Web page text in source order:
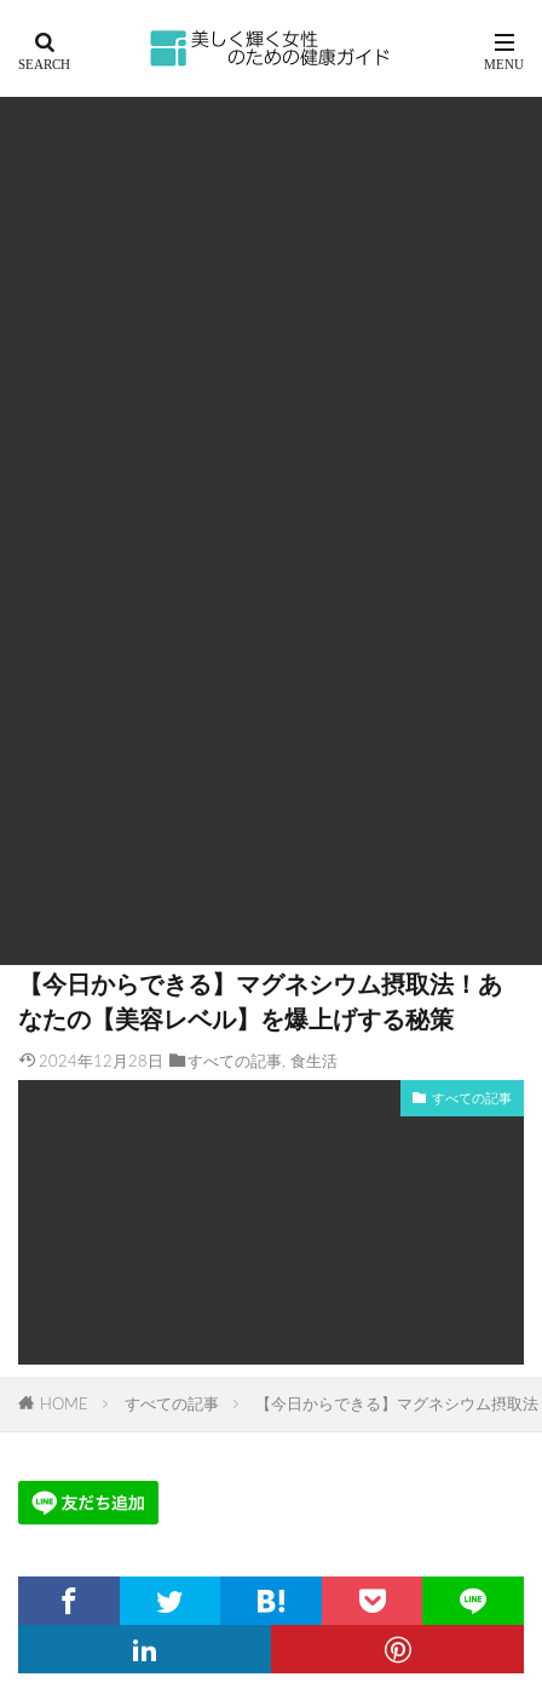
【今日からできる】マグネシウム摂取法！あ
なたの【美容レベル】を爆上げする秘策
2024年12月28日 すべての記事, 食生活
すべての記事
HOME すべての記事 【今日からできる】マグネシウム摂取